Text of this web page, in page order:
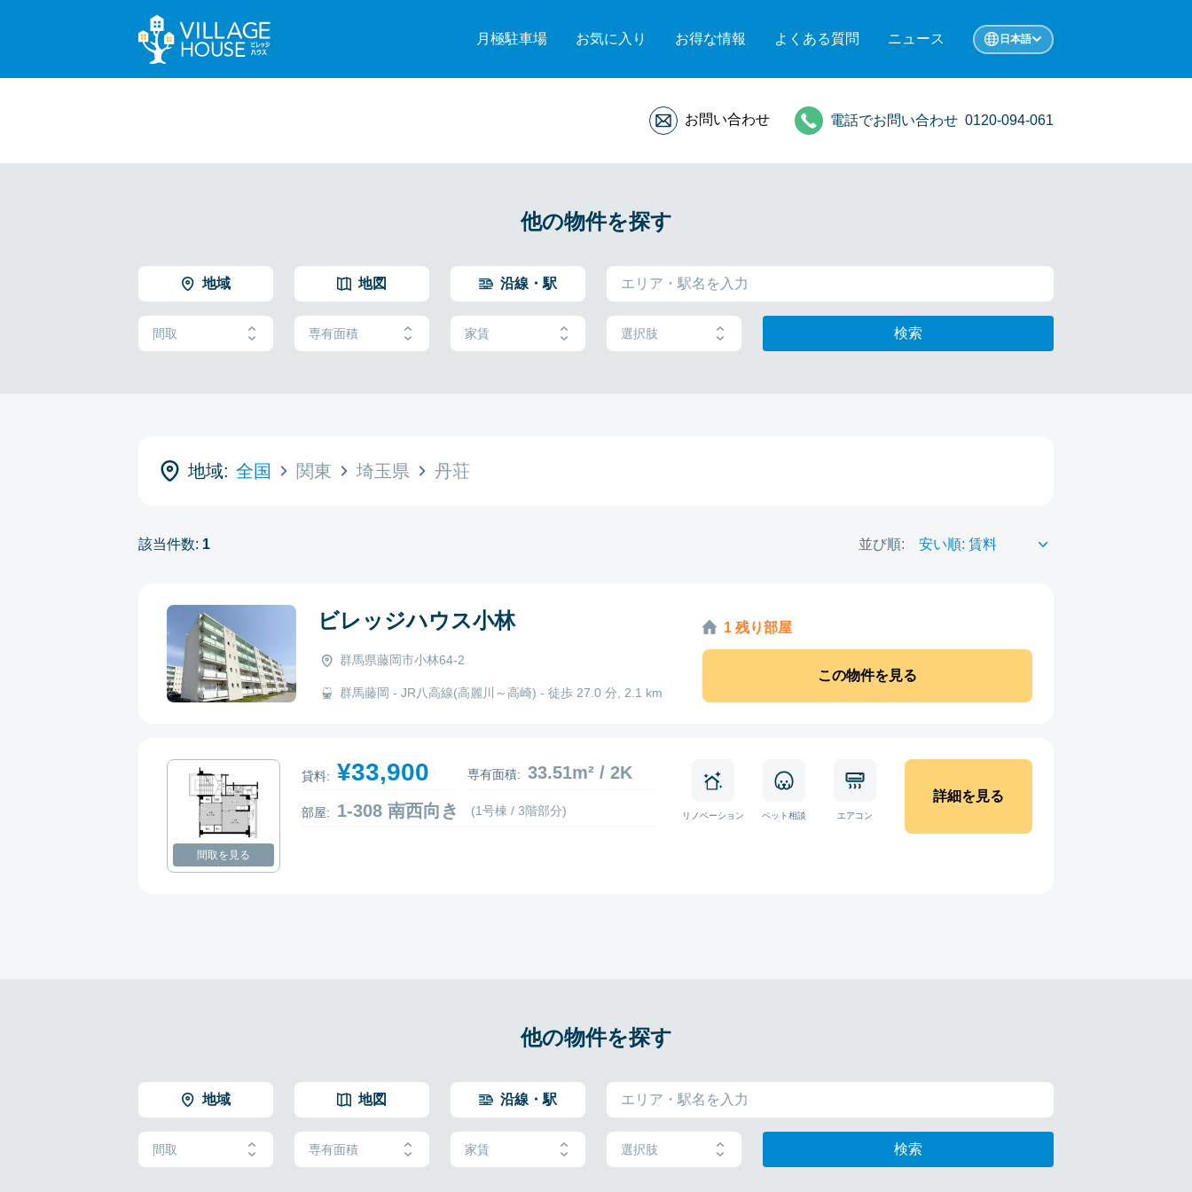
月極駐車場 お気に入り お得な情報 よくある質問 ニュース 日本語
お問い合わせ 電話でお問い合わせ 0120-094-061
他の物件を探す
地域 地図 沿線・駅
間取 専有面積 家賃 選択肢 検索
地域: 全国 関東 埼玉県 丹荘
該当件数: 1 並び順:
ビレッジハウス小林
群馬県藤岡市小林64-2
群馬藤岡 - JR八高線(高麗川～高崎) - 徒歩 27.0 分, 2.1 km
1 残り部屋
この物件を見る
間取を見る
貸料: ¥33,900 専有面積: 33.51m² / 2K
部屋: 1-308 南西向き (1号棟 / 3階部分) リノベーション ペット相談 エアコン
詳細を見る
他の物件を探す
地域 地図 沿線・駅
間取 専有面積 家賃 選択肢 検索